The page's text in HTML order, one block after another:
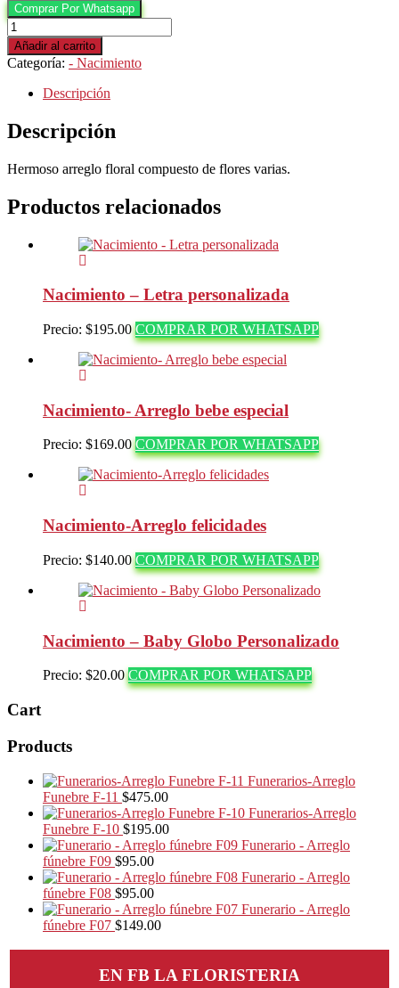
Comprar Por Whatsapp
Nacimiento-
Box
armonía
bebe
cantidad
Añadir al carrito
Categoría: - Nacimiento
Descripción
Descripción
Hermoso arreglo floral compuesto de flores varias.
Productos relacionados
Nacimiento – Letra personalizada
Precio: $195.00 COMPRAR POR WHATSAPP
Nacimiento- Arreglo bebe especial
Precio: $169.00 COMPRAR POR WHATSAPP
Nacimiento-Arreglo felicidades
Precio: $140.00 COMPRAR POR WHATSAPP
Nacimiento – Baby Globo Personalizado
Precio: $20.00 COMPRAR POR WHATSAPP
Cart
Products
Funerarios-Arreglo
Funebre F-11 $475.00
Funerarios-Arreglo
Funebre F-10 $195.00
Funerario - Arreglo
fúnebre F09 $95.00
Funerario - Arreglo
fúnebre F08 $95.00
Funerario - Arreglo
fúnebre F07 $149.00
EN FB LA FLORISTERIA